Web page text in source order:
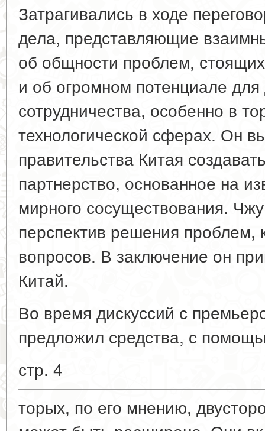
Затрагивались в ходе
дела, представляющие
об общности проблем,
и об огромном потенциале для
сотрудничества, особенно в
технологической сферах. Он
правительства Китая
партнерство, основанное на
мирного сосуществования.
перспектив решения
вопросов. В заключение он
Китай.
Во время дискуссий с
предложил средства, с
стр. 4
торых, по его мнению,